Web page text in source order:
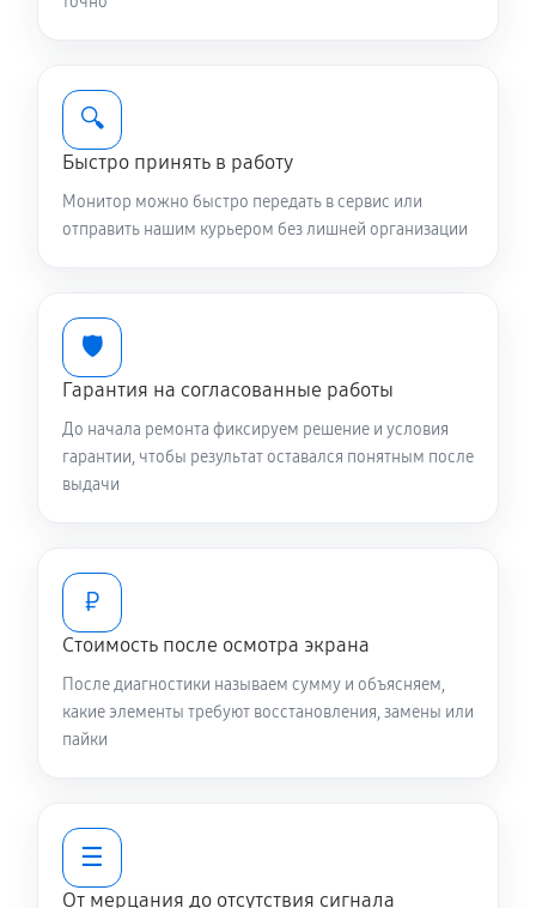
🔍
Быстро принять в работу
Монитор можно быстро передать в сервис или
отправить нашим курьером без лишней организации
🛡️
Гарантия на согласованные работы
До начала ремонта фиксируем решение и условия
гарантии, чтобы результат оставался понятным после
выдачи
₽
Стоимость после осмотра экрана
После диагностики называем сумму и объясняем,
какие элементы требуют восстановления, замены или
пайки
☰
От мерцания до отсутствия сигнала